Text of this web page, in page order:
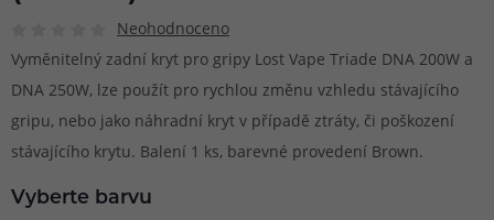
Neohodnoceno
Vyměnitelný zadní kryt pro gripy Lost Vape Triade DNA 200W a
DNA 250W, lze použít pro rychlou změnu vzhledu stávajícího
gripu, nebo jako náhradní kryt v případě ztráty, či poškození
stávajícího krytu. Balení 1 ks, barevné provedení Brown.
Vyberte barvu